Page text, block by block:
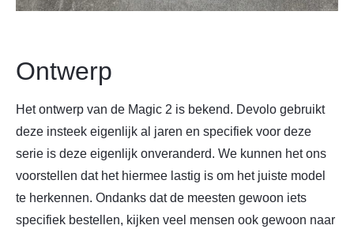
Ontwerp
Het ontwerp van de Magic 2 is bekend. Devolo gebruikt
deze insteek eigenlijk al jaren en specifiek voor deze
serie is deze eigenlijk onveranderd. We kunnen het ons
voorstellen dat het hiermee lastig is om het juiste model
te herkennen. Ondanks dat de meesten gewoon iets
specifiek bestellen, kijken veel mensen ook gewoon naar